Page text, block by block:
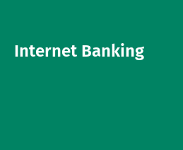
Internet Banking